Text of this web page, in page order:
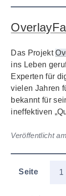
Das Projekt
ins Leben
Experten für
vielen Jahren
bekannt für
ineffektiven
Veröffentlicht
Seite 1